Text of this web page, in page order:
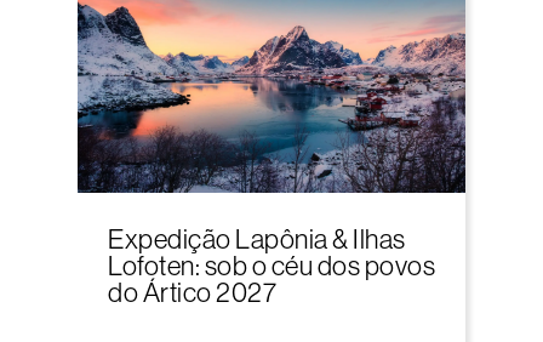
Expedição Lapônia & Ilhas
Lofoten: sob o céu dos povos
do Ártico 2027